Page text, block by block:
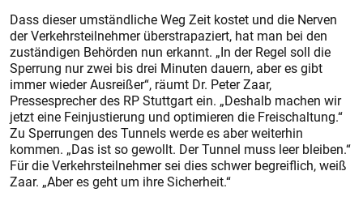
Dass dieser umständliche Weg Zeit kostet und die Nerven
der Verkehrsteilnehmer überstrapaziert, hat man bei den
zuständigen Behörden nun erkannt. „In der Regel soll die
Sperrung nur zwei bis drei Minuten dauern, aber es gibt
immer wieder Ausreißer“, räumt Dr. Peter Zaar,
Pressesprecher des RP Stuttgart ein. „Deshalb machen wir
jetzt eine Feinjustierung und optimieren die Freischaltung.“
Zu Sperrungen des Tunnels werde es aber weiterhin
kommen. „Das ist so gewollt. Der Tunnel muss leer bleiben.“
Für die Verkehrsteilnehmer sei dies schwer begreiflich, weiß
Zaar. „Aber es geht um ihre Sicherheit.“